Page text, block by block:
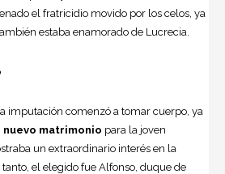
el fratricidio movido por los celos, ya
estaba enamorado de Lucrecia.
imputación comenzó a tomar cuerpo, ya
matrimonio para la joven
un extraordinario interés en la
el elegido fue Alfonso, duque de